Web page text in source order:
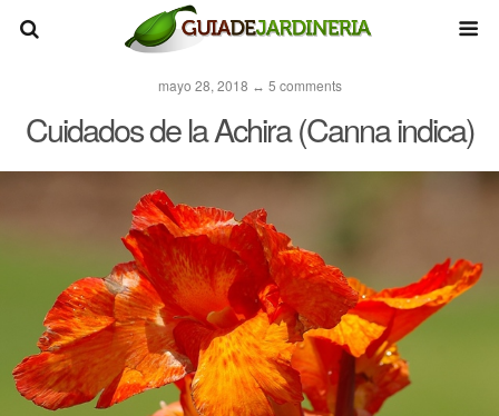
mayo 28, 2018 ↔ 5 comments
Cuidados de la Achira (Canna indica)